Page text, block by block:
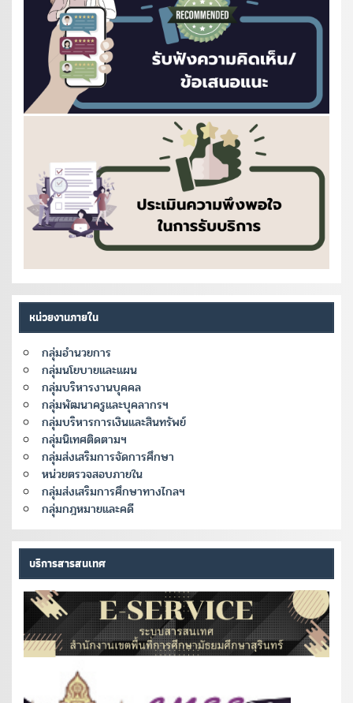
หน่วยงานภายใน
กลุ่มอำนวยการ
กลุ่มนโยบายและแผน
กลุ่มบริหารงานบุคคล
กลุ่มพัฒนาครูและบุคลากรฯ
กลุ่มบริหารการเงินและสินทรัพย์
กลุ่มนิเทศติดตามฯ
กลุ่มส่งเสริมการจัดการศึกษา
หน่วยตรวจสอบภายใน
กลุ่มส่งเสริมการศึกษาทางไกลฯ
กลุ่มกฎหมายและคดี
บริการสารสนเทศ